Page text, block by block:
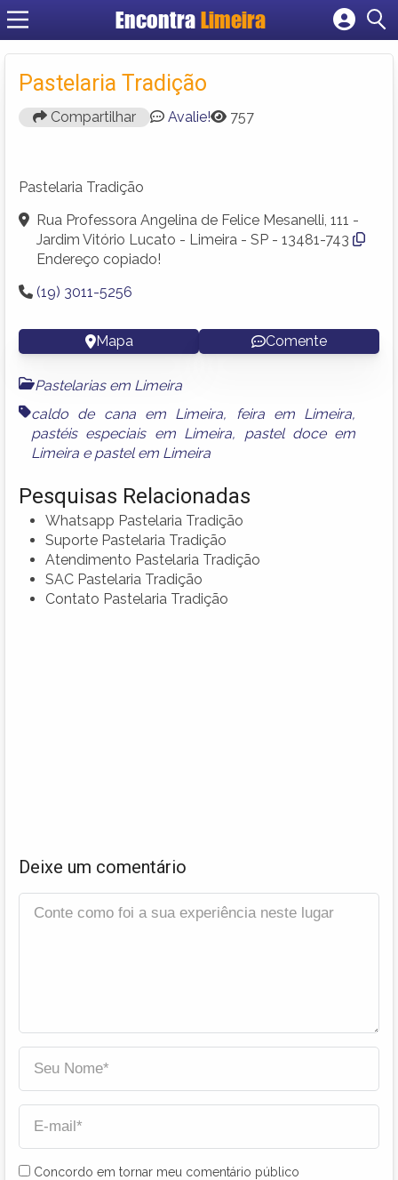
Encontra Limeira
Cadastrar empresa
Fazer login
Criar conta
Pastelaria Tradição
Compartilhar Avalie! 757
Pastelaria Tradição
Rua Professora Angelina de Felice Mesanelli, 111 -
Jardim Vitório Lucato - Limeira - SP - 13481-743
Endereço copiado!
(19) 3011-5256
Mapa Comente
Pastelarias em Limeira
caldo de cana em Limeira, feira em Limeira,
pastéis especiais em Limeira, pastel doce em
Limeira e pastel em Limeira
Pesquisas Relacionadas
Whatsapp Pastelaria Tradição
Suporte Pastelaria Tradição
Atendimento Pastelaria Tradição
SAC Pastelaria Tradição
Contato Pastelaria Tradição
Deixe um comentário
Concordo em tornar meu comentário público